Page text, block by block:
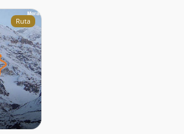
Ruta